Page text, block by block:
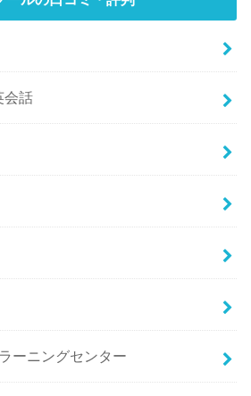
会話
ーニングセンター